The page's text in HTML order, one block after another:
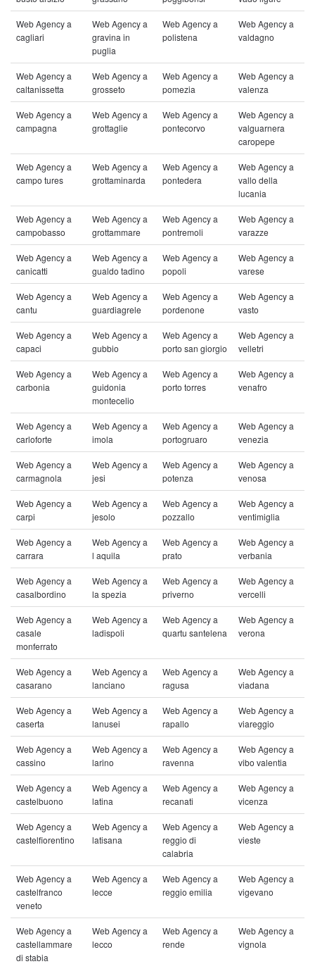
Web Agency a
cagliari
Web Agency a
gravina in
puglia
Web Agency a
polistena
Web Agency a
valdagno
Web Agency a
caltanissetta
Web Agency a
grosseto
Web Agency a
pomezia
Web Agency a
valenza
Web Agency a
campagna
Web Agency a
grottaglie
Web Agency a
pontecorvo
Web Agency a
valguarnera
caropepe
Web Agency a
campo tures
Web Agency a
grottaminarda
Web Agency a
pontedera
Web Agency a
vallo della
lucania
Web Agency a
campobasso
Web Agency a
grottammare
Web Agency a
pontremoli
Web Agency a
varazze
Web Agency a
canicatti
Web Agency a
gualdo tadino
Web Agency a
popoli
Web Agency a
varese
Web Agency a
cantu
Web Agency a
guardiagrele
Web Agency a
pordenone
Web Agency a
vasto
Web Agency a
capaci
Web Agency a
gubbio
Web Agency a
porto san giorgio
Web Agency a
velletri
Web Agency a
carbonia
Web Agency a
guidonia
montecelio
Web Agency a
porto torres
Web Agency a
venafro
Web Agency a
carloforte
Web Agency a
imola
Web Agency a
portogruaro
Web Agency a
venezia
Web Agency a
carmagnola
Web Agency a
jesi
Web Agency a
potenza
Web Agency a
venosa
Web Agency a
carpi
Web Agency a
jesolo
Web Agency a
pozzallo
Web Agency a
ventimiglia
Web Agency a
carrara
Web Agency a
l aquila
Web Agency a
prato
Web Agency a
verbania
Web Agency a
casalbordino
Web Agency a
la spezia
Web Agency a
priverno
Web Agency a
vercelli
Web Agency a
casale
monferrato
Web Agency a
ladispoli
Web Agency a
quartu santelena
Web Agency a
verona
Web Agency a
casarano
Web Agency a
lanciano
Web Agency a
ragusa
Web Agency a
viadana
Web Agency a
caserta
Web Agency a
lanusei
Web Agency a
rapallo
Web Agency a
viareggio
Web Agency a
cassino
Web Agency a
larino
Web Agency a
ravenna
Web Agency a
vibo valentia
Web Agency a
castelbuono
Web Agency a
latina
Web Agency a
recanati
Web Agency a
vicenza
Web Agency a
castelfiorentino
Web Agency a
latisana
Web Agency a
reggio di
calabria
Web Agency a
vieste
Web Agency a
castelfranco
veneto
Web Agency a
lecce
Web Agency a
reggio emilia
Web Agency a
vigevano
Web Agency a
castellammare
di stabia
Web Agency a
lecco
Web Agency a
rende
Web Agency a
vignola